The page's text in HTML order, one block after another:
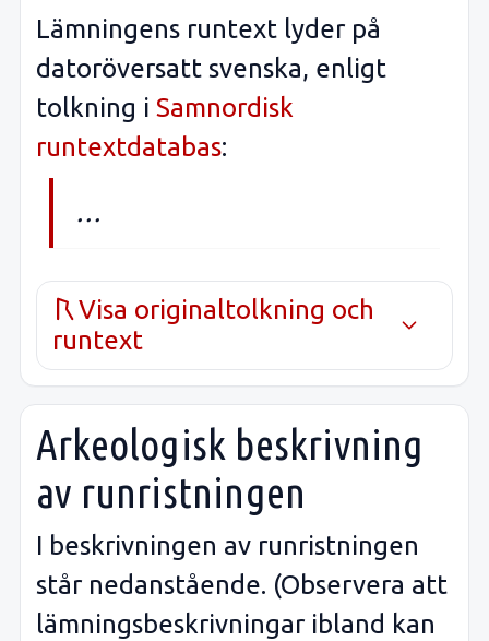
Lämningens runtext lyder på
datoröversatt svenska, enligt
tolkning i Samnordisk
runtextdatabas:
…
Visa originaltolkning och
runtext
Arkeologisk beskrivning
av runristningen
I beskrivningen av runristningen
står nedanstående. (Observera att
lämningsbeskrivningar ibland kan